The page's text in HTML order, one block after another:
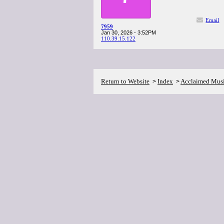
7959
Jan 30, 2026 - 3:52PM
110.39.15.122
Email
Return to Website > Index >Acclaimed